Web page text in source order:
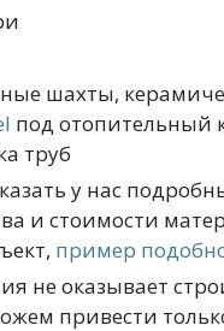
шахты,
под отопительный
труб
у нас
и стоимости
пример
не оказывает
привести